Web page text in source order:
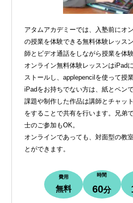
アタムアカデミーでは、入塾前にオ
の授業を体験できる無料体験レッス
師とビデオ通話をしながら授業を体
オンライン無料体験レッスンはiPad
ストールし、applepencilを使って授
iPadをお持ちでない方は、紙とペン
課題や制作した作品は講師とチャッ
をすることで共有を行います。兄弟
士のご参加もOK。
オンラインであっても、対面型の教
とができます。
費用
無料
時間
60分